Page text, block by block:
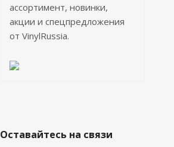
ассортимент, новинки,
акции и спецпредложения
от VinylRussia.
Оставайтесь на связи